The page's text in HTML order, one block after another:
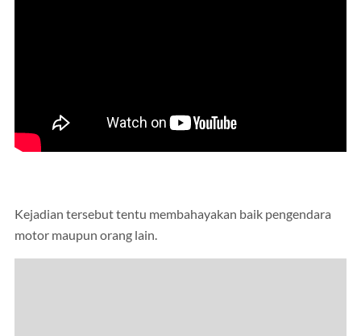
Kejadian tersebut tentu membahayakan baik pengendara
motor maupun orang lain.